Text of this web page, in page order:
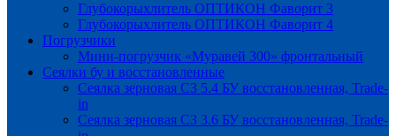
Глубокорыхлитель ОПТИКОН Фаворит 3
Глубокорыхлитель ОПТИКОН Фаворит 4
Погрузчики
Мини-погрузчик «Муравей 300» фронтальный
Сеялки бу и восстановленные
Сеялка зерновая СЗ 5.4 БУ восстановленная, Trade-
in
Сеялка зерновая СЗ 3.6 БУ восстановленная, Trade-